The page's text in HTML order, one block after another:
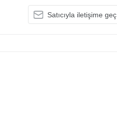
Satıcıyla iletişime geç